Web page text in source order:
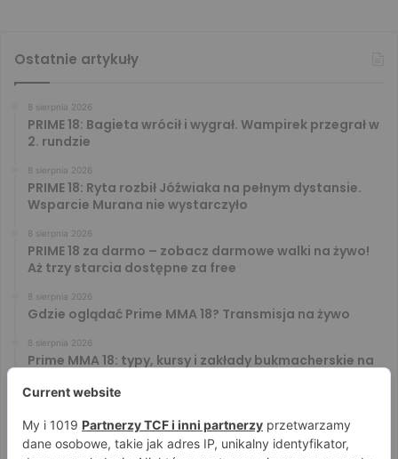
Ostatnie artykuły
8 sierpnia 2026
PRIME 18: Bagieta wrócił i wygrał. Wampirek przegrał w
2. rundzie
8 sierpnia 2026
PRIME 18: Ryta rozbił Jóźwiaka na pełnym dystansie.
Wsparcie Murana nie wystarczyło
8 sierpnia 2026
PRIME 18 za darmo – zobacz darmowe walki na żywo!
Aż trzy starcia dostępne za free
8 sierpnia 2026
Gdzie oglądać Prime MMA 18? Transmisja na żywo
8 sierpnia 2026
Prime MMA 18: typy, kursy i zakłady bukmacherskie na
PRIME MMA 18: Oficjalne ważenie i ostatnie face to
face [VIDEO]